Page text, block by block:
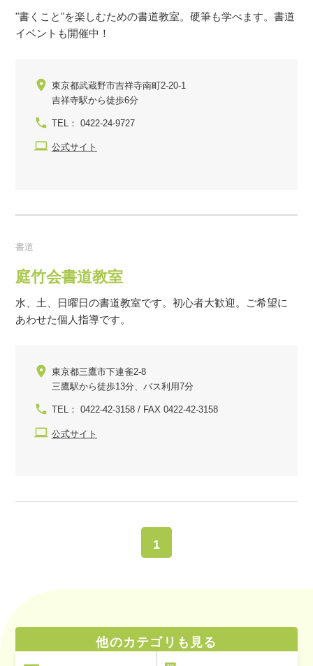
"書くこと"を楽しむための書道教室。硬筆も学べます。書道
イベントも開催中！
東京都武蔵野市吉祥寺南町2-20-1
吉祥寺駅から徒歩6分
TEL： 0422-24-9727
公式サイト
書道
庭竹会書道教室
水、土、日曜日の書道教室です。初心者大歓迎。ご希望に
あわせた個人指導です。
東京都三鷹市下連雀2-8
三鷹駅から徒歩13分、バス利用7分
TEL： 0422-42-3158 / FAX 0422-42-3158
公式サイト
1
他のカテゴリも見る